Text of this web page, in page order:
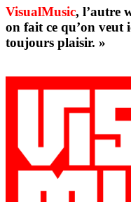
VisualMusic, l’autre
on fait ce qu’on veut
toujours plaisir. »